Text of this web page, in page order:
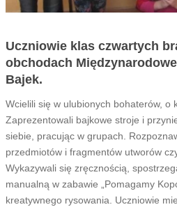
Uczniowie klas czwartych
obchodach
Bajek.
Wcielili się w ulubionych bohaterów, o
Zaprezentowali bajkowe stroje i
siebie, pracując w grupach.
przedmiotów i fragmentów utworów
Wykazywali się zręcznością,
manualną w zabawie „Pomagamy
kreatywnego rysowania. Uczniowie